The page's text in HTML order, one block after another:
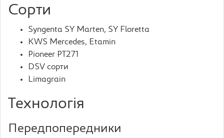
Сорти
Syngenta SY Marten, SY Floretta
KWS Mercedes, Etamin
Pioneer PT271
DSV сорти
Limagrain
Технологія
Передпопередники